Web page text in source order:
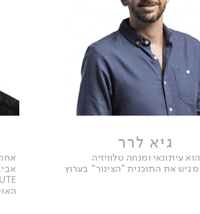
גיא לרר
עיתונאי ומנחה טלוויזיה
מגיש את התוכנית "הצינור" בערוץ